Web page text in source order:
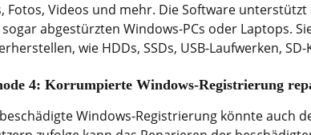
Fotos, Videos und mehr. Die Software
abgestürzten Windows-PCs oder Laptops.
wie HDDs, SSDs, USB-Laufwerken,
4: Korrumpierte Windows-Registrierung
Windows-Registrierung könnte auch